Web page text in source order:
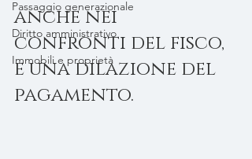
Passaggio generazionale
Diritto amministrativo
Immobili e proprietà
anche nei
confronti del fisco,
e una dilazione del
pagamento.